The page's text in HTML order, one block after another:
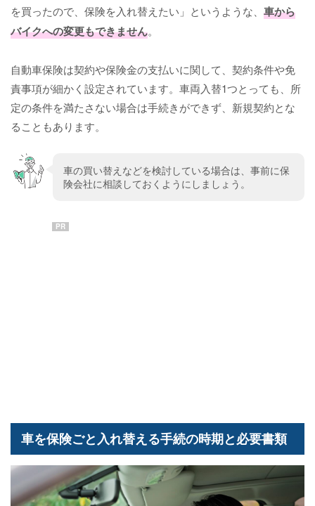
を買ったので、保険を入れ替えたい」というような、 車から
バイクへの変更もできません。
自動車保険は契約や保険金の支払いに関して、契約条件や免
責事項が細かく設定されています。車両入替1つとっても、所
定の条件を満たさない場合は手続きができず、新規契約とな
ることもあります。
車の買い替えなどを検討している場合は、事前に保
険会社に相談しておくようにしましょう。
PR
車を保険ごと入れ替える手続の時期と必要書類